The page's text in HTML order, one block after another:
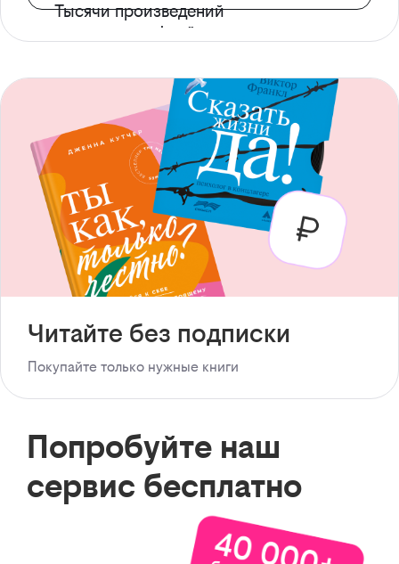
Тысячи произведений
с доступом офлайн
Читайте без подписки
Покупайте только нужные книги
Попробуйте наш
сервис бесплатно